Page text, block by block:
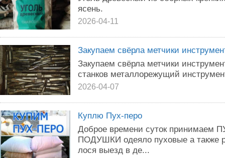
ясень.
2026-04-11
Закупаем свёрла метчики
Закупаем свёрла метчики
станков металлорежущий
2026-04-07
Куплю Пух-перо
Доброе времени суток
ПОДУШКИ одеяло пуховые а также
лося выезд в де...